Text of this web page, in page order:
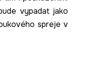
vypadat jako
spreje v